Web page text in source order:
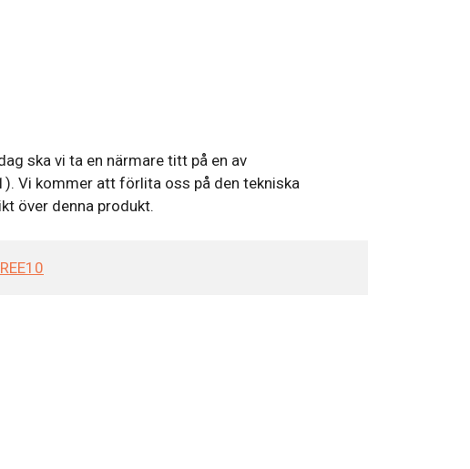
ska vi ta en närmare titt på en av
Vi kommer att förlita oss på den tekniska
över denna produkt.